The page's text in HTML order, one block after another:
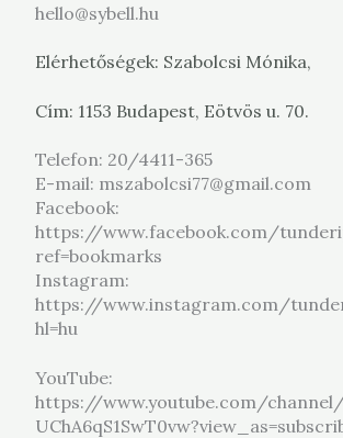
hello@sybell.hu
Elérhetőségek: Szabolcsi Mónika,
Cím: 1153 Budapest, Eötvös u. 70.
Telefon: 20/4411-365
E-mail: mszabolcsi77@gmail.com
Facebook:
https://www.facebook.com/
ref=bookmarks
Instagram:
https://www.instagram.com/
hl=hu
YouTube:
https://www.youtube.com/channel/